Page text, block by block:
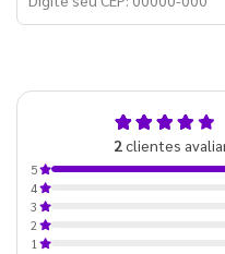
2clientes
5
4
3
2
1